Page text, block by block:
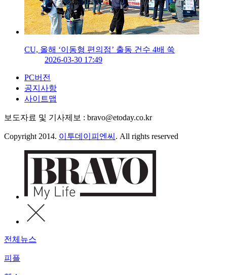
CU, 올해 ‘이동형 편의점’ 출동 건수 4배 쑥
2026-03-30 17:49
PC버전
공지사항
사이트맵
보도자료 및 기사제보 : bravo@etoday.co.kr
Copyright 2014. 이투데이피엔씨 . All rights reserved
전체뉴스
피플